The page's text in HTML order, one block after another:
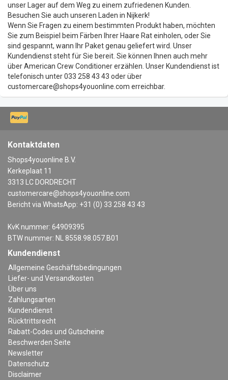
unser Lager auf dem Weg zu einem zufriedenen Kunden.
Besuchen Sie auch unseren Laden in Nijkerk!
Wenn Sie Fragen zu einem bestimmten Produkt haben, möchten
Sie zum Beispiel beim Färben Ihrer Haare Rat einholen, oder Sie
sind gespannt, wann Ihr Paket genau geliefert wird. Unser
Kundendienst steht für Sie bereit. Sie können Ihnen auch mehr
über American Crew Conditioner erzählen. Unser Kundendienst ist
telefonisch unter 033 258 43 43 oder über
customercare@shops4youonline.com erreichbar.
Kontaktdaten
Shops4youonline B.V.
Kerkeplaat 11
3313 LC DORDRECHT
customercare@shops4youonline.com
Bericht via WhatsApp: +31 (0) 33 258 43 43
KvK nummer: 64909395
BTW nummer: NL 8558.98.057.B01
Kundendienst
Allgemeine Geschäftsbedingungen
Liefer- und Versandkosten
Über uns
Zahlungsarten
Kundendienst
Rücktrittsrecht
Rabatt-Codes und Gutscheine
Beschwerden Seite
Newsletter
Datenschutz
Disclaimer